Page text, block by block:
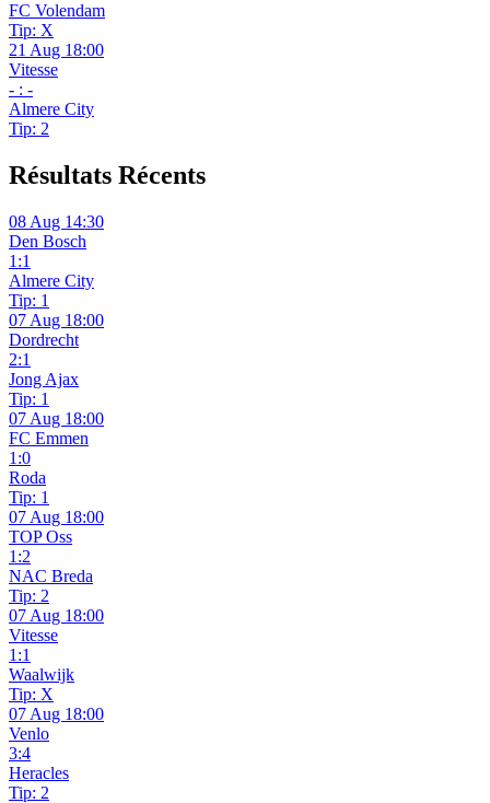
FC Volendam
Tip: X
21 Aug 18:00
Vitesse
- : -
Almere City
Tip: 2
Résultats Récents
08 Aug 14:30
Den Bosch
1:1
Almere City
Tip: 1
07 Aug 18:00
Dordrecht
2:1
Jong Ajax
Tip: 1
07 Aug 18:00
FC Emmen
1:0
Roda
Tip: 1
07 Aug 18:00
TOP Oss
1:2
NAC Breda
Tip: 2
07 Aug 18:00
Vitesse
1:1
Waalwijk
Tip: X
07 Aug 18:00
Venlo
3:4
Heracles
Tip: 2